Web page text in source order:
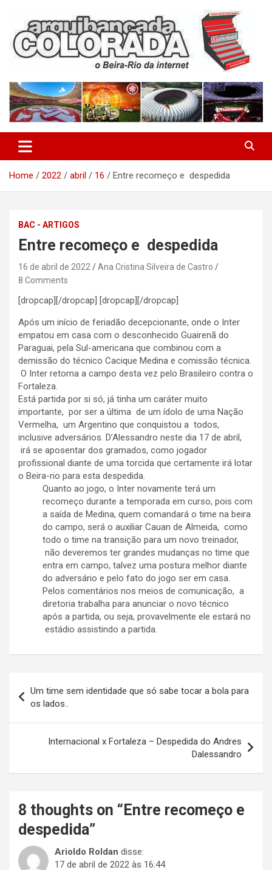
content
Arquibancada Colorada
Home 2022 abril 16 Entre recomeço e despedida
BAC - ARTIGOS
Entre recomeço e despedida
16 de abril de 2022
Ana Cristina Silveira de Castro
8 Comments
[dropcap][/dropcap] [dropcap][/dropcap]
Após um início de feriadão decepcionante, onde o Inter
empatou em casa com o desconhecido Guairenã do
Paraguai, pela Sul-americana que combinou com a
demissão do técnico Cacique Medina e comissão técnica.
O Inter retorna a campo desta vez pelo Brasileiro contra o
Fortaleza.
Está partida por si só, já tinha um caráter muito
importante, por ser a última de um ídolo de uma Nação
Vermelha, um Argentino que conquistou a todos,
inclusive adversários. D’Alessandro neste dia 17 de abril,
irá se aposentar dos gramados, como jogador
profissional diante de uma torcida que certamente irá lotar
o Beira-rio para esta despedida.
Quanto ao jogo, o Inter novamente terá um
recomeço durante a temporada em curso, pois com
a saída de Medina, quem comandará o time na beira
do campo, será o auxiliar Cauan de Almeida, como
todo o time na transição para um novo treinador,
não deveremos ter grandes mudanças no time que
entra em campo, talvez uma postura melhor diante
do adversário e pelo fato do jogo ser em casa.
Pelos comentários nos meios de comunicação, a
diretoria trabalha para anunciar o novo técnico
após a partida, ou seja, provavelmente ele estará no
estádio assistindo a partida.
de
Post
Um time sem identidade que só sabe tocar a bola para
os lados..
Internacional x Fortaleza – Despedida do Andres
Dalessandro
8 thoughts on “ Entre recomeço e
despedida”
Arioldo Roldan disse:
17 de abril de 2022 às 16:44